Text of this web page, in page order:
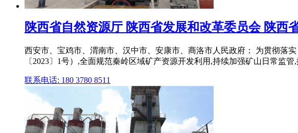
陕西省自然资源厅 陕西省发展和改革委员会 陕西
西安市、宝鸡市、渭南市、汉中市、安康市、商洛市人民政府： 为贯彻落
〔2023〕1号）,全面规范秦岭区域矿产资源开发利用,持续加强矿山日常监
联系电话: 180 3780 8511